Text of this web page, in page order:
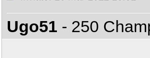
Ugo51 - 250